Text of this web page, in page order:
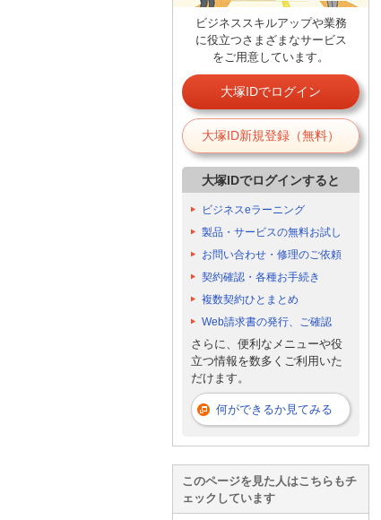
ビジネススキルアップや業務
に役立つさまざまなサービス
をご用意しています。
大塚IDでログイン
大塚ID新規登録（無料）
大塚IDでログインすると
ビジネスeラーニング
製品・サービスの無料お試し
お問い合わせ・修理のご依頼
契約確認・各種お手続き
複数契約ひとまとめ
Web請求書の発行、ご確認
さらに、便利なメニューや役
立つ情報を数多くご利用いた
だけます。
何ができるか見てみる
このページを見た人はこちらもチ
ェックしています